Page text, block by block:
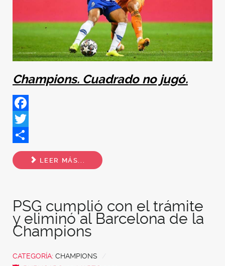
Champions. Cuadrado no jugó.
Facebook
Twitter
Share
LEER MÁS...
PSG cumplió con el trámite
y eliminó al Barcelona de la
Champions
CATEGORÍA: CHAMPIONS